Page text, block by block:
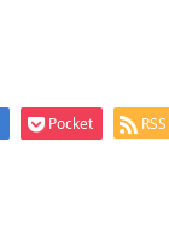
Pocket RSS